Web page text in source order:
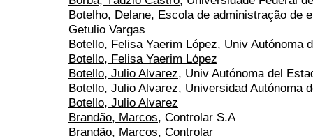
Botelho, Delane, Escola de administração de
Getulio Vargas
Botello, Felisa Yaerim López, Univ Autónoma
Botello, Felisa Yaerim López
Botello, Julio Alvarez, Univ Autónoma del
Botello, Julio Alvarez, Universidad Autónoma
Botello, Julio Alvarez
Brandão, Marcos, Controlar S.A
Brandão, Marcos, Controlar